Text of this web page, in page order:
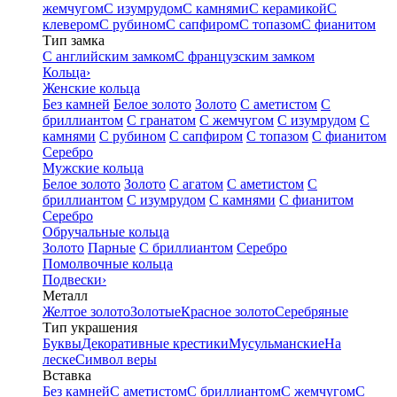
жемчугомС изумрудомС камнямиС керамикойС
клеверомС рубиномС сапфиромС топазомС фианитом
Тип замка
С английским замкомС французским замком
Кольца›
Женские кольца
Без камней Белое золото Золото С аметистом С
бриллиантом С гранатом С жемчугом С изумрудом С
камнями С рубином С сапфиром С топазом С фианитом
Серебро
Мужские кольца
Белое золото Золото С агатом С аметистом С
бриллиантом С изумрудом С камнями С фианитом
Серебро
Обручальные кольца
Золото Парные С бриллиантом Серебро
Помолвочные кольца
Подвески›
Металл
Желтое золотоЗолотыеКрасное золотоСеребряные
Тип украшения
БуквыДекоративные крестикиМусульманскиеНа
лескеСимвол веры
Вставка
Без камнейС аметистомС бриллиантомС жемчугомС